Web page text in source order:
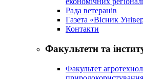
Рада ветеранів
Газета «Вісник
Контакти
Факультети та
Факультет